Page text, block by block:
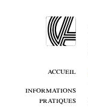
accueil
informations
pratiques